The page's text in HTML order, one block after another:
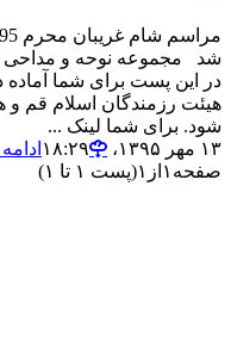
در این پست برای شما آماده
شود. برای شما لینک ...
۱۳ مهر ۱۳۹۵،‏ ۱۸:۲۹
صفحه ۱ از ۱(پست ۱ تا ۱)